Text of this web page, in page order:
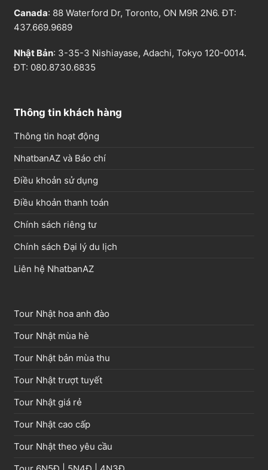
Canada: 88 Waterford Dr, Toronto, ON M9R 2N6. ĐT:
437.669.9689
Nhật Bản: 3-35-3 Nishiayase, Adachi, Tokyo 120-0014.
ĐT: 080.8730.6835
Thông tin khách hàng
Thông tin hoạt động
NhatbanAZ và Báo chí
Điều khoản sử dụng
Điều khoản thanh toán
Chính sách riêng tư
Chính sách Đại lý du lịch
Liên hệ NhatbanAZ
Tour Nhật hoa anh đào
Tour Nhật mùa hè
Tour Nhật bản mùa thu
Tour Nhật trượt tuyết
Tour Nhật giá rẻ
Tour Nhật cao cấp
Tour Nhật theo yêu cầu